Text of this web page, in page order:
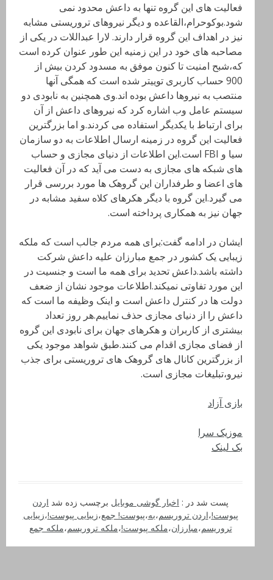
فعالیت های این گروه تنها به داعش محدود نمی
شود.بوکوحرام،القاعده و دیگر نیروهای تروریستی مشابه
نیز در اهداف این گروه قرار دارند. لارا عبداللات در یکی از
مصاحبه های خود در این زمنیه این طور عنوان کرده است
که،شبح امنیت تا کنون موفق به مسدود کردن بیش از
900 حساب کاربری توییتر شده است که همگی آنها
منتصب به نیروها داعش بوده اند.وی همچنین به نابودی دو
سیستم عامل وب اشاره کرد که نیروهای داعش از آن
برای ارتباط با یکدیگر استفاده می کردند.و اما بزرگترین
فعالیت این گروه در زمینه ارسال اطلاعات به دو سازمان
سیا و FBI است.این اطلاعات از دنیای مجازی و حساب
های شبکه های مجازی به دست می آید که در آن فعالیت
های اعضا و طرفداران این گروهک ها مورد بررسی قرار
می گیرد.این گروه با دیگر هکرهای کلاه سفید مشابه در
جهان نیز به همکاری پرداخته است.
ایشان در ادامه گفت:برای همه مردم جالب است که ملکه
زیبایی یک کشور در جمع مبارزان علیه داعش شرکت
داشته باشد.داعش تحدید برای همه ما است و جنسیت در
این مورد تفاوتی نمیکند.اطلاعات موجود نشان از ضعف
دولت ها در کنترل داعش است و اینک وظیفه ما است که
داعش را از دنیای مجازی حذف نماییم.هر روز تعداد
بیشتری از کاربران و هکرهای جهان برای نابودی این گروه
از فضای مجازی اقدام می کنند.طبق شواهد موجود یکی
از بزرگترین کانال های گروهک های تروریستی برای جذب
نیرو،تبلیغات مجازی است.
بازی آزاد
موزیک سرا
بک لینک
پست شد در : اخبار گوشی موبایل برچسب زده شد اردن
پیوست!،اردن تروریسم،به،پیوست! جمع،زیبایی پیوست!،زیبایی
تروریسم،مبارزان،ملکه پیوست!،ملکه تروریسم،ملکه جمع